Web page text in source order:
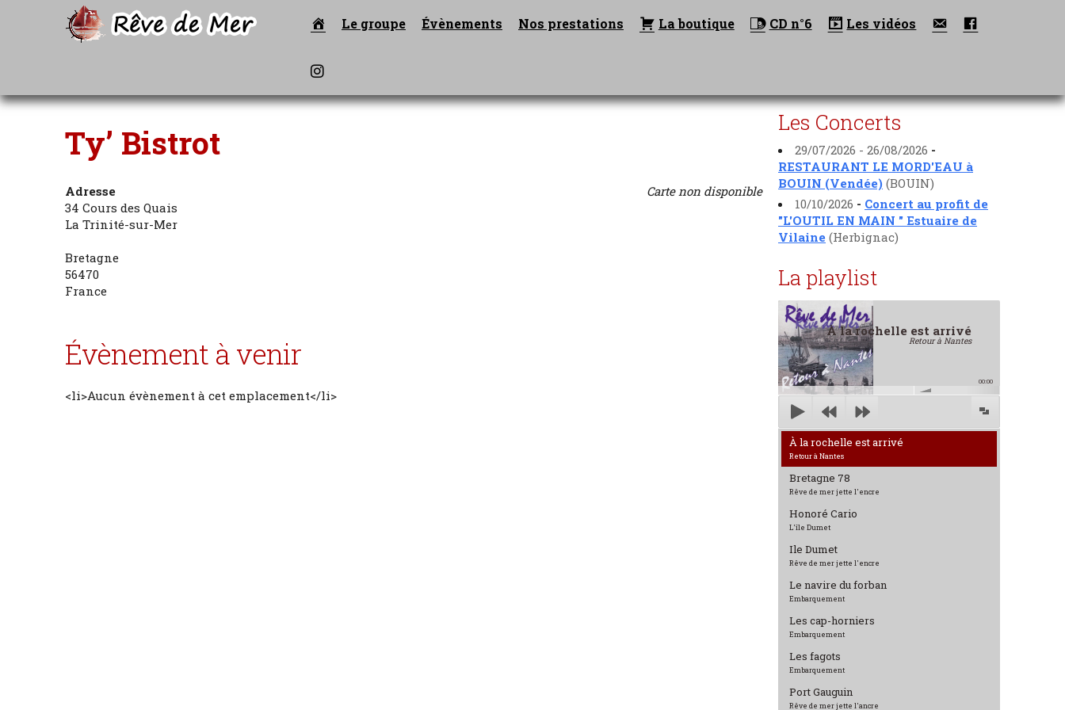
Accueil
Le groupe Évènements Nos prestations La boutique CD n°6 Les vidéos Nous
Instagram
Ty’ Bistrot
Carte non disponible
Adresse
34 Cours des Quais
La Trinité-sur-Mer
Bretagne
56470
France
Évènement à venir
<li>Aucun évènement à cet emplacement</li>
Les Concerts
29/07/2026 - 26/08/2026 -
RESTAURANT LE MORD'EAU à
BOUIN (Vendée) (BOUIN)
10/10/2026 - Concert au profit de
"L'OUTIL EN MAIN " Estuaire de
Vilaine (Herbignac)
La playlist
À la rochelle est arrivé
Retour à Nantes
00:00
À la rochelle est arrivé
Retour à Nantes
Bretagne 78
Rêve de mer jette l'encre
Honoré Cario
L'île Dumet
Ile Dumet
Rêve de mer jette l'encre
Le navire du forban
Embarquement
Les cap-horniers
Embarquement
Les fagots
Embarquement
Port Gauguin
Rêve de mer jette l'ancre